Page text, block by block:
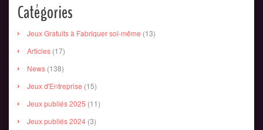
Catégories
Jeux Gratuits à Fabriquer soi-même (13)
Articles (17)
News (138)
Jeux d'Entreprise (15)
Jeux publiés 2025 (11)
Jeux publiés 2024 (3)